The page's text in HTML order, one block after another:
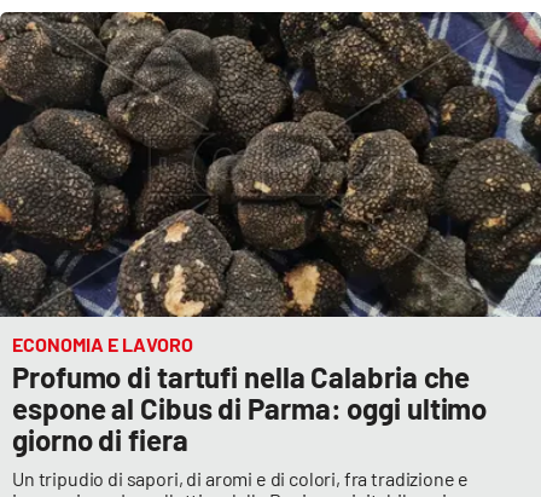
Lactv.it
Laconair.it
Lacitymag.it
Lacapitalenews.it
Ilreggino.it
Ilvibonese.it
Catanzarochannel.it
ECONOMIA E LAVORO
Profumo di tartufi nella Calabria che
espone al Cibus di Parma: oggi ultimo
giorno di fiera
Un tripudio di sapori, di aromi e di colori, fra tradizione e